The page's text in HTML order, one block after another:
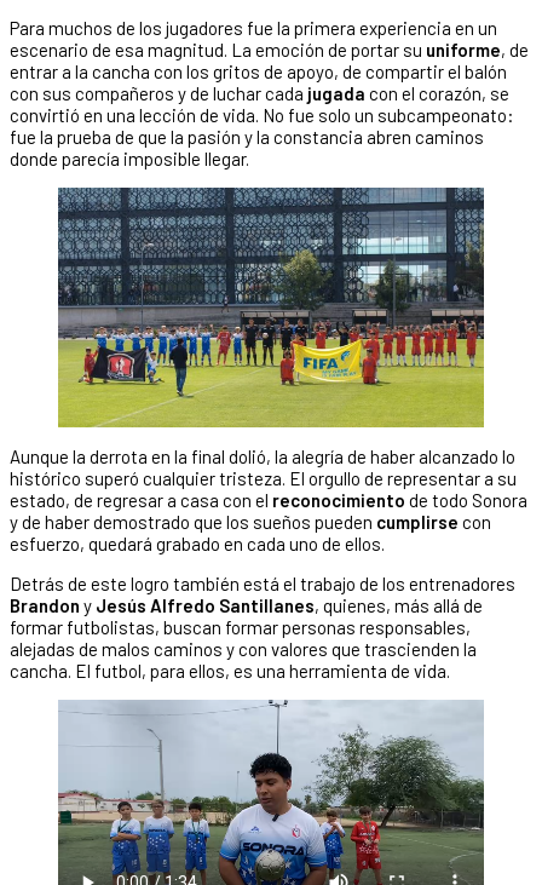
Para muchos de los jugadores fue la primera experiencia en un
escenario de esa magnitud. La emoción de portar su uniforme, de
entrar a la cancha con los gritos de apoyo, de compartir el balón
con sus compañeros y de luchar cada jugada con el corazón, se
convirtió en una lección de vida. No fue solo un subcampeonato:
fue la prueba de que la pasión y la constancia abren caminos
donde parecía imposible llegar.
Aunque la derrota en la final dolió, la alegría de haber alcanzado lo
histórico superó cualquier tristeza. El orgullo de representar a su
estado, de regresar a casa con el reconocimiento de todo Sonora
y de haber demostrado que los sueños pueden cumplirse con
esfuerzo, quedará grabado en cada uno de ellos.
Detrás de este logro también está el trabajo de los entrenadores
Brandon y Jesús Alfredo Santillanes, quienes, más allá de
formar futbolistas, buscan formar personas responsables,
alejadas de malos caminos y con valores que trascienden la
cancha. El futbol, para ellos, es una herramienta de vida.